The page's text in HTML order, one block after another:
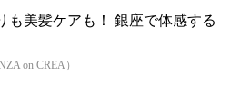
も美髪ケアも！ 銀座で体感する
on CREA）